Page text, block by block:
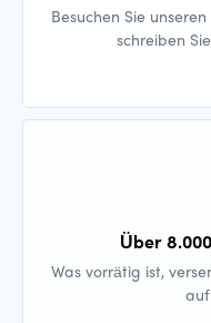
Besuchen Sie
schreiben
Über
Was vorrätig ist,